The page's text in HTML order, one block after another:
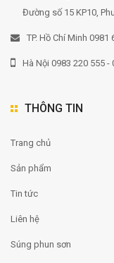
Đường số 15 KP10,
TP. Hồ Chí Minh 0981
Hà Nội 0983 220 555 -
THÔNG TIN
Trang chủ
Sản phẩm
Tin tức
Liên hệ
Súng phun sơn